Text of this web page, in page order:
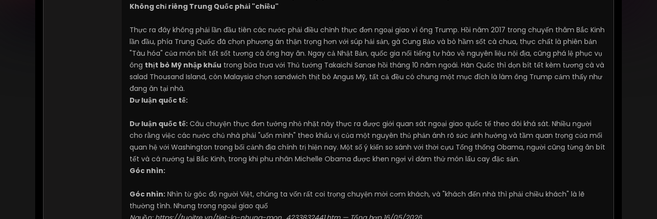
Không chỉ riêng Trung Quốc phải "chiều"
Thực ra đây không phải lần đầu tiên các nước phải điều chỉnh thực đơn ngoại giao vì ông Trump. Hồi năm 2017 trong chuyến thăm Bắc Kinh
lần đầu, phía Trung Quốc đã chọn phương án thận trọng hơn với súp hải sản, gà Cung Bảo và bò hầm sốt cà chua, thực chất là phiên bản
"Tàu hóa" của món bít tết sốt tương cà ông hay ăn. Ngay cả Nhật Bản, quốc gia nổi tiếng tự hào về nguyên liệu nội địa, cũng phá lệ phục vụ
ông thịt bò Mỹ nhập khẩu trong bữa trưa với Thủ tướng Takaichi Sanae hồi tháng 10 năm ngoái. Hàn Quốc thì dọn bít tết kèm tương cà và
salad Thousand Island, còn Malaysia chọn sandwich thịt bò Angus Mỹ, tất cả đều có chung một mục đích là làm ông Trump cảm thấy như
đang ăn tại nhà.
Dư luận quốc tế:
Dư luận quốc tế: Câu chuyện thực đơn tưởng nhỏ nhặt này thực ra được giới quan sát ngoại giao quốc tế theo dõi khá sát. Nhiều người
cho rằng việc các nước chủ nhà phải "uốn mình" theo khẩu vị của một nguyên thủ phản ánh rõ sức ảnh hưởng và tầm quan trọng của mối
quan hệ với Washington trong bối cảnh địa chính trị hiện nay. Một số ý kiến so sánh với thời cựu Tổng thống Obama, người cũng từng ăn bít
tết và cá nướng tại Bắc Kinh, trong khi phu nhân Michelle Obama được khen ngợi vì dám thử món lẩu cay đặc sản.
Góc nhìn:
Góc nhìn: Nhìn từ góc độ người Việt, chúng ta vốn rất coi trọng chuyện mời cơm khách, và "khách đến nhà thì phải chiều khách" là lẽ
thường tình. Nhưng trong ngoại giao quố